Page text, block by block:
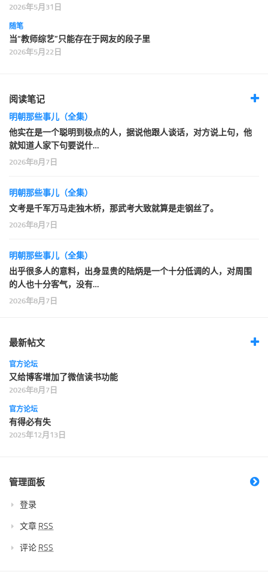
2026年5月31日
随笔
当“教师综艺”只能存在于网友的段子里
2026年5月22日
阅读笔记
明朝那些事儿（全集）
他实在是一个聪明到极点的人，据说他跟人谈话，对方说上句，他
就知道人家下句要说什…
2026年8月7日
明朝那些事儿（全集）
文考是千军万马走独木桥，那武考大致就算是走钢丝了。
2026年8月7日
明朝那些事儿（全集）
出乎很多人的意料，出身显贵的陆炳是一个十分低调的人，对周围
的人也十分客气，没有…
2026年8月7日
最新帖文
官方论坛
又给博客增加了微信读书功能
2026年8月7日
官方论坛
有得必有失
2025年12月13日
管理面板
登录
文章 RSS
评论 RSS